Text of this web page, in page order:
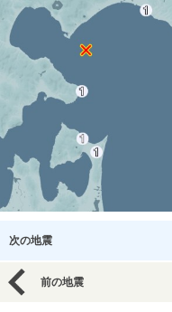
次の地震
前の地震